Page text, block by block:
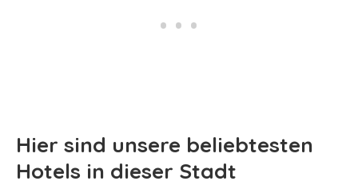
Hier sind unsere beliebtesten
Hotels in dieser Stadt